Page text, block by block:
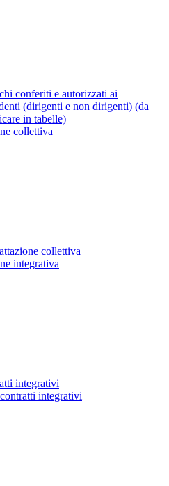
conferiti e autorizzati ai
(dirigenti e non dirigenti) (da
in tabelle)
collettiva
collettiva
integrativa
integrativi
integrativi